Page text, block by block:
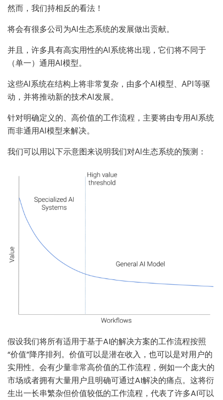
然而，我们持相反的看法！
将会有很多公司为AI生态系统的发展做出贡献。
并且，许多具有高实用性的AI系统将出现，它们将不同于
（单一）通用AI模型。
这些AI系统在结构上将非常复杂，由多个AI模型、API等驱
动，并将推动新的技术AI发展。
针对明确定义的、高价值的工作流程，主要将由专用AI系统
而非通用AI模型来解决。
我们可以用以下示意图来说明我们对AI生态系统的预测：
假设我们将所有适用于基于AI的解决方案的工作流程按照
“价值”降序排列。价值可以是潜在收入，也可以是对用户的
实用性。会有少量非常高价值的工作流程，例如一个庞大的
市场或者拥有大量用户且明确可通过AI解决的痛点。这将衍
生出一长串繁杂但价值较低的工作流程，代表了许多AI可以